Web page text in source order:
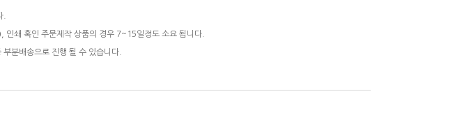
.
쇄 혹인 주문제작 상품의 경우 7~15일정도 소요 됩니다.
분배송으로 진행 될 수 있습니다.